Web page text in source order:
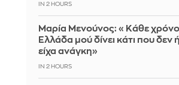
IN 2 HOURS
Μαρία Μενούνος: «Κάθε
Ελλάδα μού δίνει κάτι που δεν
είχα ανάγκη»
IN 2 HOURS